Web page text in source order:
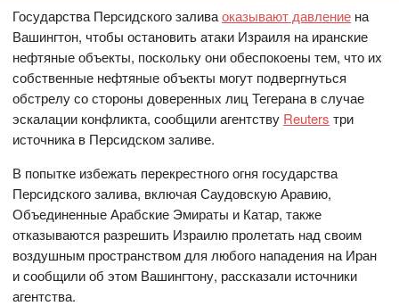
Государства Персидского заливаоказывают давление на
Вашингтон, чтобы остановить атаки Израиля на иранские
нефтяные объекты, поскольку они обеспокоены тем, что их
собственные нефтяные объекты могут подвергнуться
обстрелу со стороны доверенных лиц Тегерана в случае
эскалации конфликта, сообщили агентству Reuters три
источника в Персидском заливе.
В попытке избежать перекрестного огня государства
Персидского залива, включая Саудовскую Аравию,
Объединенные Арабские Эмираты и Катар, также
отказываются разрешить Израилю пролетать над своим
воздушным пространством для любого нападения на Иран
и сообщили об этом Вашингтону, рассказали источники
агентства.